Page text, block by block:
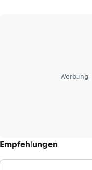
Werbung
Empfehlungen